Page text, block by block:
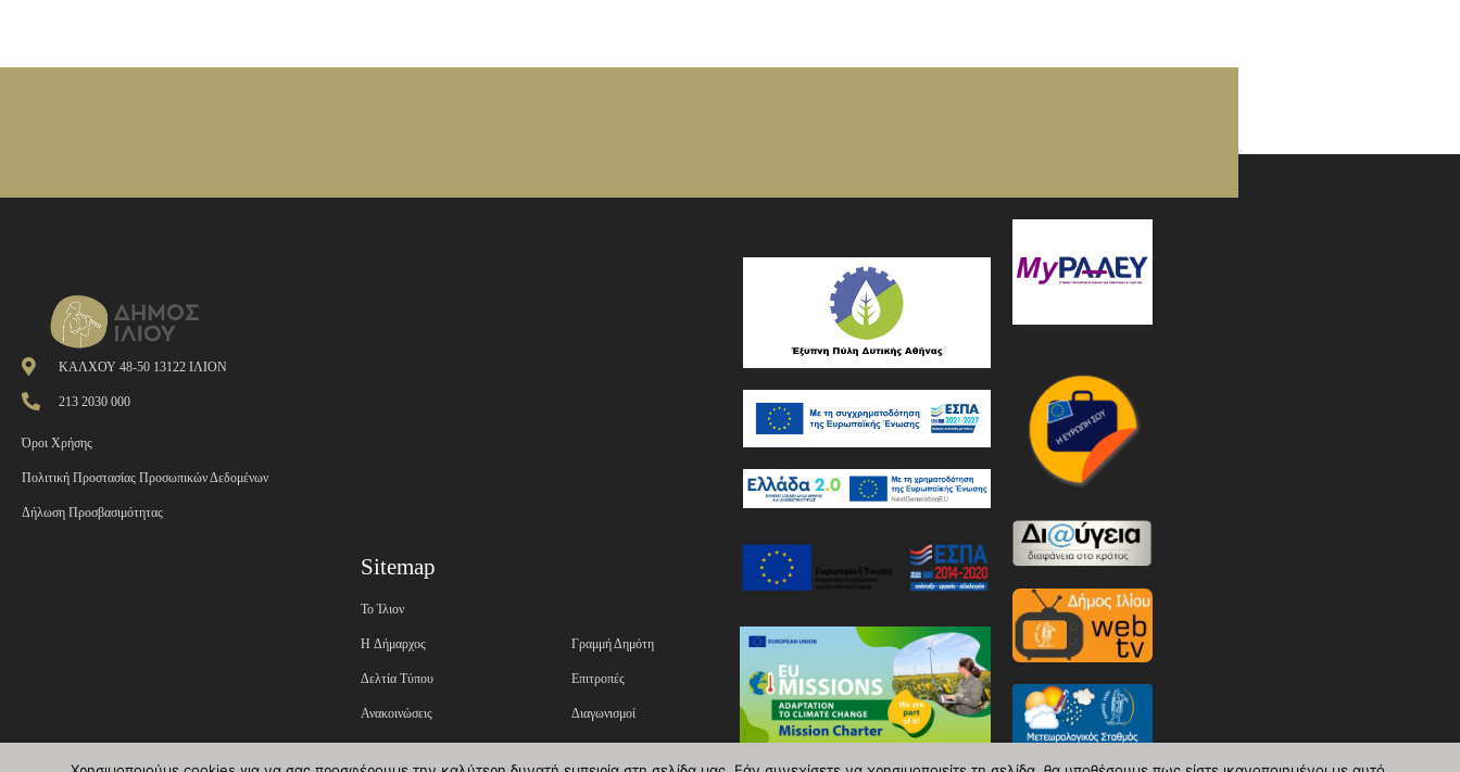
ΚΑΛΧΟΥ 48-50 13122 ΙΛΙΟΝ
213 2030 000
Όροι Χρήσης
Πολιτική Προστασίας Προσωπικών Δεδομένων
Δήλωση Προσβασιμότητας
Sitemap
Το Ίλιον
H Δήμαρχος
Δελτία Τύπου
Ανακοινώσεις
Γραμμή Δημότη
Επιτροπές
Διαγωνισμοί